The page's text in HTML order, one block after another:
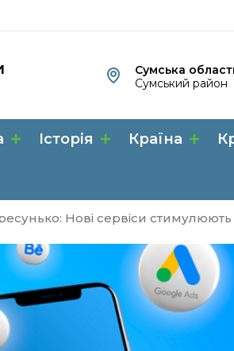
Сумська
Сумський район
Історія Країна
Нові сервіси